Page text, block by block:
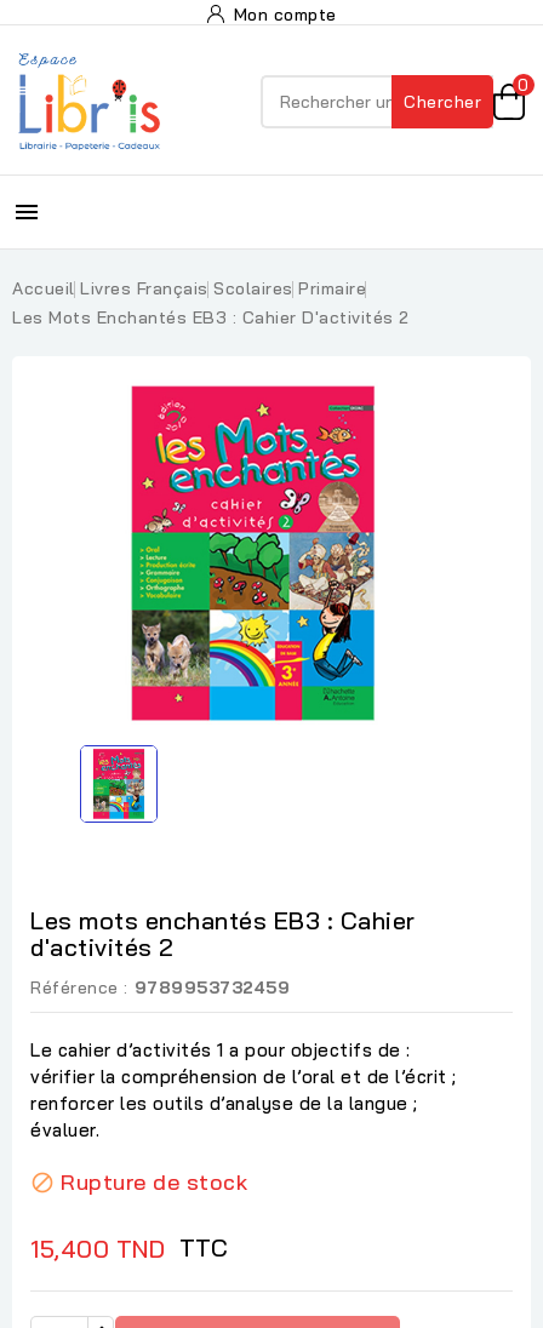
Mon compte
Chercher
0

Accueil Livres Français Scolaires Primaire
Les Mots Enchantés EB3 : Cahier D'activités 2
Les mots enchantés EB3 : Cahier
d'activités 2
Référence : 9789953732459
Le cahier d’activités 1 a pour objectifs de :
vérifier la compréhension de l’oral et de l’écrit ;
renforcer les outils d’analyse de la langue ;
évaluer.
 Rupture de stock
15,400 TND TTC